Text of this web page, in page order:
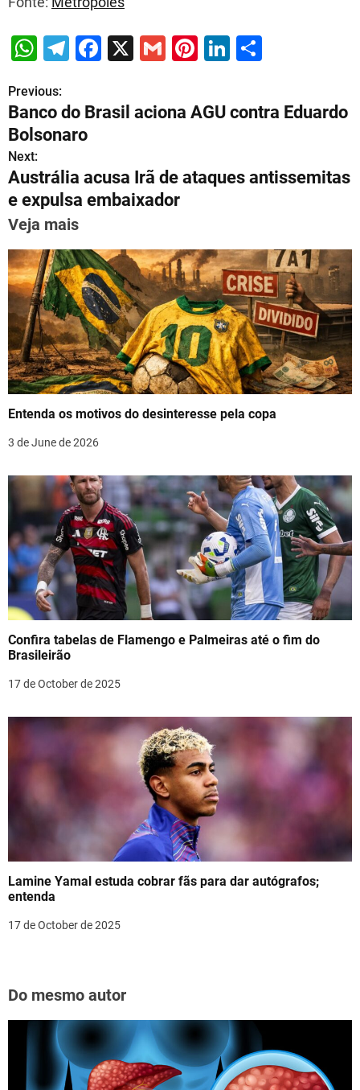
W
at
s
A
p
p
T
e
gr
a
m
F
e
o
o
X
G
l
Pi
er
e
Li
e
n
e
P
o
s
t
n
a
v
i
g
a
t
n
Previous:
Banco do Brasil aciona AGU contra Eduardo
Bolsonaro
Next:
Austrália acusa Irã de ataques antissemitas
e expulsa embaixador
Veja mais
Entenda os motivos do desinteresse pela copa
3 de June de 2026
Confira tabelas de Flamengo e Palmeiras até o fim do
Brasileirão
17 de October de 2025
Lamine Yamal estuda cobrar fãs para dar autógrafos;
entenda
17 de October de 2025
Do mesmo autor